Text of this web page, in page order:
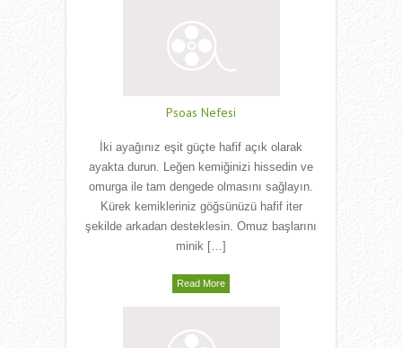
Psoas Nefesi
İki ayağınız eşit güçte hafif açık olarak
ayakta durun. Leğen kemiğinizi hissedin ve
omurga ile tam dengede olmasını sağlayın.
Kürek kemikleriniz göğsünüzü hafif iter
şekilde arkadan desteklesin. Omuz başlarını
minik […]
Read More